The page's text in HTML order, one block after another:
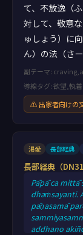
て、不放逸（
対して、敬意
ゅしょう）に
ん）の法（さ
副テーマ:
導線タグ: 欲望,執
⚠ 出家者向けの
渇愛 長部経典
長部経典（
Pāpā ca mittā
dhaṁsayanti.
pāṇasamā
addhano